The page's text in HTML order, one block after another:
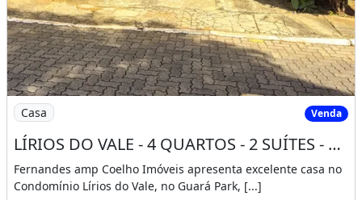
Valor de Venda R$1.600.000,00
Características da casa:
Churrasqueira
Espaço Gourmet
Churrasqueira Varanda
Imagem: LÍRIOS DO VALE - 4 QUARTOS - 2 SUÍTES
Casa Venda
LÍRIOS DO VALE - 4 QUARTOS - 2 SUÍTES - CHURRASQUEIRA - 4 VAGAS - GUARÁ PARK
Fernandes amp Coelho Imóveis apresenta excelente casa no
Condomínio Lírios do Vale, no Guará Park, [...]